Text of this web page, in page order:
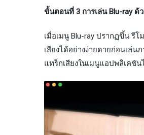
ขั้นตอนที่ 3 การเล่น Blu-ray ด้
เมื่อเมนู Blu-ray ปรากฏขึ้น รี
เสียงได้อย่างง่ายดายก่อนเล่
แทร็กเสียงในเมนูแอปพลิเคชั